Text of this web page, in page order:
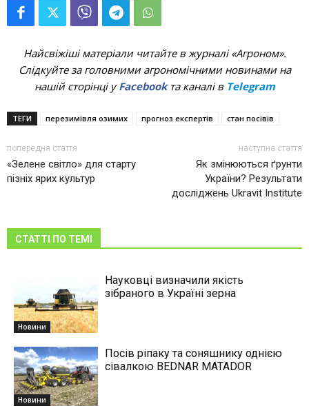
Найсвіжіші матеріали читайте в журналі «Агроном».
Слідкуйте за головними агрономічними новинами на
нашій сторінці уFacebookта каналі в Telegram
ТЕГИ перезимівля озимих прогноз експертів стан посівів
попередня стаття
«Зелене світло» для старту
пізніх ярих культур
наступна стаття
Як змінюються ґрунти
України? Результати
досліджень Ukravit Institute
СТАТТІ ПО ТЕМІ
Новини
Науковці визначили якість
зібраного в Україні зерна
Новини
Посів ріпаку та соняшнику однією
сівалкою BEDNAR MATADOR